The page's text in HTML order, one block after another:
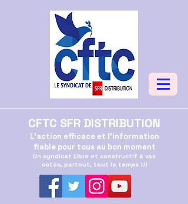
CFTC SFR DISTRIBUTION
L'action efficace et l'information
fiable pour tous au bon moment
Un syndicat Libre et constructif à vos
cotés, partout, tout le temps !!!